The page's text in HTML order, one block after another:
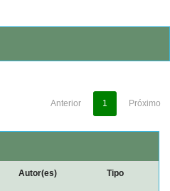
Anterior 1 Próximo
Autor(es) Tipo